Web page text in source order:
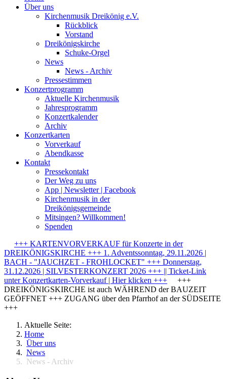
Über uns
Kirchenmusik Dreikönig e.V.
Rückblick
Vorstand
Dreikönigskirche
Schuke-Orgel
News
News - Archiv
Pressestimmen
Konzertprogramm
Aktuelle Kirchenmusik
Jahresprogramm
Konzertkalender
Archiv
Konzertkarten
Vorverkauf
Abendkasse
Kontakt
Pressekontakt
Der Weg zu uns
App | Newsletter | Facebook
Kirchenmusik in der
Dreikönigsgemeinde
Mitsingen? Willkommen!
Spenden
+++ KARTENVORVERKAUF für Konzerte in der
DREIKÖNIGSKIRCHE +++ 1. Adventssonntag, 29.11.2026 |
BACH - "JAUCHZET - FROHLOCKET" +++ Donnerstag,
31.12.2026 | SILVESTERKONZERT 2026 +++ || Ticket-Link
unter Konzertkarten-Vorverkauf | Hier klicken +++ +++
DREIKÖNIGSKIRCHE ist auch WÄHREND der BAUZEIT
GEÖFFNET +++ ZUGANG über den Pfarrhof an der SÜDSEITE
+++
Aktuelle Seite:
Home
Über uns
News
News - Archiv